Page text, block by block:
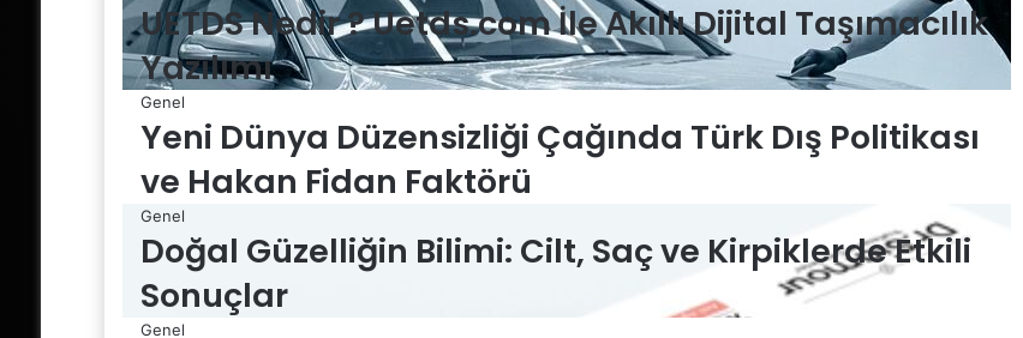
UETDS Nedir ? Uetds.com İle Akıllı Dijital Taşımacılık
Yazılımı
Genel
Yeni Dünya Düzensizliği Çağında Türk Dış Politikası
ve Hakan Fidan Faktörü
Genel
Doğal Güzelliğin Bilimi: Cilt, Saç ve Kirpiklerde Etkili
Sonuçlar
Genel